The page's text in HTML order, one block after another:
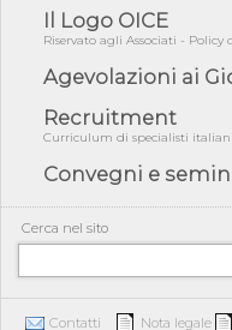
05/08/26 - Lettera OICE
Campa...
04/08/26 - DL PA:
per ...
04/08/26 - International
COP31, An...
04/08/26 - CdS, project
04/08/26 - Rapporto
penali per ...
04/08/26 - CdS:
acquiescenza r...
Il Logo OICE
Riservato agli Associati -
Agevolazioni ai
Recruitment
Curriculum di specialisti italiani
Convegni e
Cerca nel sito
Contatti Nota legale